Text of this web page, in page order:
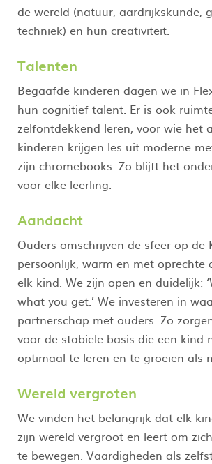
de wereld (natuur, aardrijkskunde,
techniek) en hun creativiteit.
Talenten
Begaafde kinderen dagen we in
hun cognitief talent. Er is ook
zelfontdekkend leren, voor wie het
kinderen krijgen les uit moderne
zijn chromebooks. Zo blijft het
voor elke leerling.
Aandacht
Ouders omschrijven de sfeer op de
persoonlijk, warm en met oprechte
elk kind. We zijn open en duidelijk:
what you get.’ We investeren in
partnerschap met ouders. Zo
voor de stabiele basis die een kind
optimaal te leren en te groeien als
Wereld vergroten
We vinden het belangrijk dat elk
zijn wereld vergroot en leert om
te bewegen. Vaardigheden als